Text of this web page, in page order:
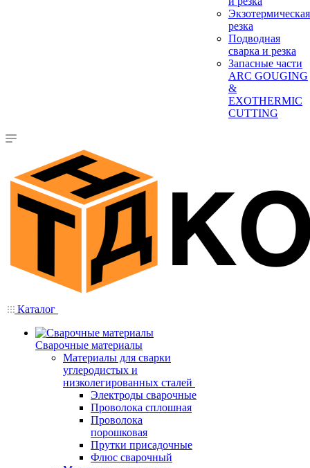
Экзотермическая
резка
Подводная
сварка и резка
Запасные части
ARC GOUGING
&
EXOTHERMIC
CUTTING
Каталог
Сварочные материалы
Материалы для сварки
углеродистых и
низколегированных сталей
Электроды сварочные
Проволока сплошная
Проволока
порошковая
Прутки присадочные
Флюс сварочный